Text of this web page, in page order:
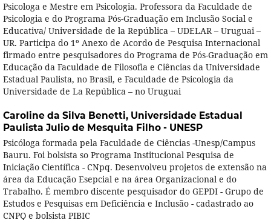
Psicologa e Mestre em Psicologia. Professora da Faculdade de
Psicologia e do Programa Pós-Graduação em Inclusão Social e
Educativa/ Universidade de la República – UDELAR – Uruguai –
UR. Participa do 1º Anexo de Acordo de Pesquisa Internacional
firmado entre pesquisadores do Programa de Pós-Graduação em
Educação da Faculdade de Filosofia e Ciências da Universidade
Estadual Paulista, no Brasil, e Faculdade de Psicologia da
Universidade de La República – no Uruguai
Caroline da Silva Benetti, Universidade Estadual
Paulista Julio de Mesquita Filho - UNESP
Psicóloga formada pela Faculdade de Ciências -Unesp/Campus
Bauru. Foi bolsista so Programa Institucional Pesquisa de
Iniciação Científica - CNpq. Desenvolveu projetos de extensão na
área da Educação Esepcial e na área Organizacional e do
Trabalho. É membro discente pesquisador do GEPDI - Grupo de
Estudos e Pesquisas em Deficiência e Inclusão - cadastrado ao
CNPQ e bolsista PIBIC